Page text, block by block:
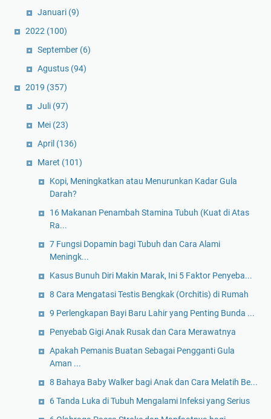
Januari (9)
2022 (100)
September (6)
Agustus (94)
2019 (357)
Juli (97)
Mei (23)
April (136)
Maret (101)
Kopi, Meningkatkan atau Menurunkan Kadar Gula
Darah?
16 Makanan Penambah Stamina Tubuh (Kuat di Atas
Ra...
7 Fungsi Dopamin bagi Tubuh dan Cara Alami
Meningk...
Kasus Bunuh Diri Makin Marak, Ini 5 Faktor Penyeba...
8 Cara Mengatasi Testis Bengkak (Orchitis) di Rumah
9 Perlengkapan Bayi Baru Lahir yang Penting Bunda ...
Penyebab Gigi Anak Rusak dan Cara Merawatnya
Apakah Pemanis Buatan Sebagai Pengganti Gula
Aman ...
8 Bahaya Baby Walker bagi Anak dan Cara Melatih Be...
6 Tanda Luka di Tubuh Mengalami Infeksi yang Serius